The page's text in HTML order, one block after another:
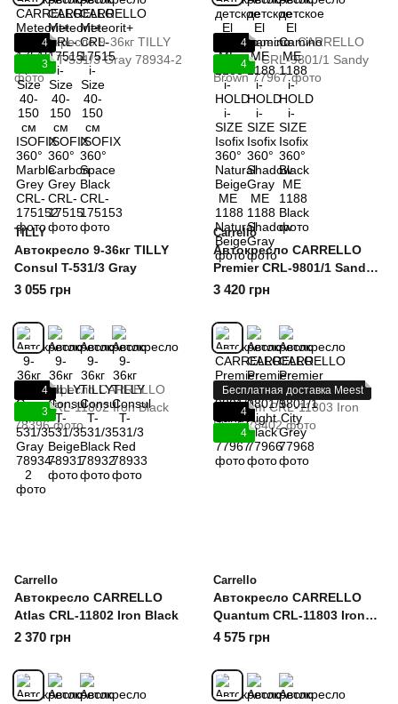
4
3
TILLY
Автокресло 9-36кг TILLY
Consul T-531/3 Gray
3 055 грн
4
4
Carrello
Автокресло CARRELLO
Premier CRL-9801/1 Sandy
Brown
3 420 грн
4
3
Carrello
Автокресло CARRELLO
Atlas CRL-11802 Iron Black
2 370 грн
Бесплатная доставка Meest
4
4
Carrello
Автокресло CARRELLO
Quantum CRL-11803 Iron
Black
4 575 грн